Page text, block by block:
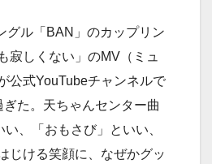
ル「BAN」のカップリン
寂しくない」のMV（ミュ
公式YouTubeチャンネルで
た。天ちゃんセンター曲
、「おもさび」といい、
じける笑顔に、なぜかグッ